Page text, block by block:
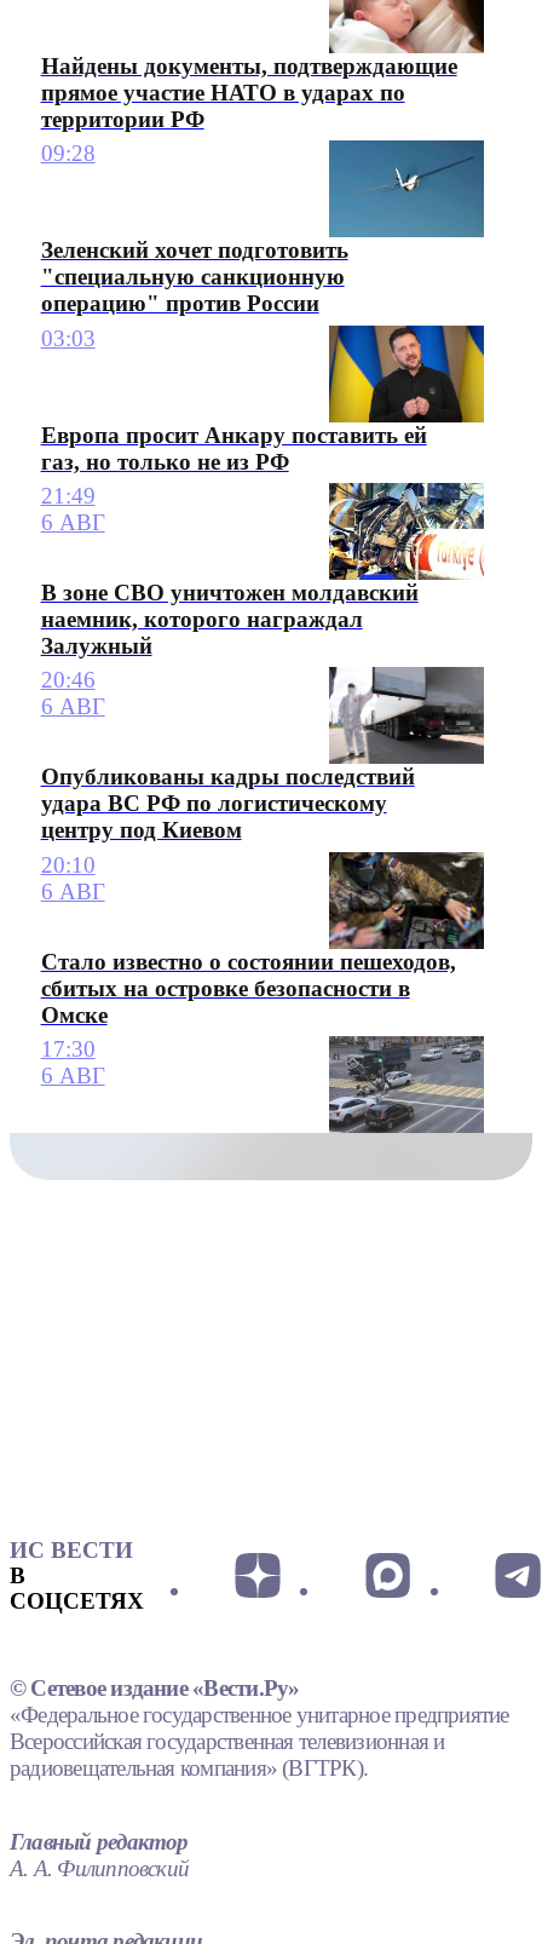
Найдены документы, подтверждающие
прямое участие НАТО в ударах по
территории РФ
09:28
Зеленский хочет подготовить
"специальную санкционную
операцию" против России
03:03
Европа просит Анкару поставить ей
газ, но только не из РФ
21:49
6 АВГ
В зоне СВО уничтожен молдавский
наемник, которого награждал
Залужный
20:46
6 АВГ
Опубликованы кадры последствий
удара ВС РФ по логистическому
центру под Киевом
20:10
6 АВГ
Стало известно о состоянии пешеходов,
сбитых на островке безопасности в
Омске
17:30
6 АВГ
ИС ВЕСТИ
В
СОЦСЕТЯХ
© Сетевое издание «Вести.Ру»
«Федеральное государственное унитарное предприятие
Всероссийская государственная телевизионная и
радиовещательная компания» (ВГТРК).
Главный редактор
А. А. Филипповский